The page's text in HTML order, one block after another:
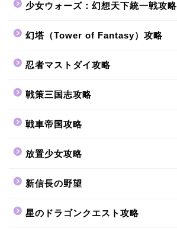
少女ウォーズ：幻想天下統一戦攻略
幻塔（Tower of Fantasy）攻略
忍者マストダイ攻略
戦策三国志攻略
戦車帝国攻略
放置少女攻略
新信長の野望
星のドラゴンクエスト攻略